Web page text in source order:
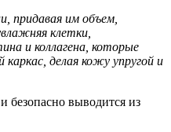
придавая им объем,
клетки,
и коллагена, которые
делая кожу упругой и
безопасно выводится из